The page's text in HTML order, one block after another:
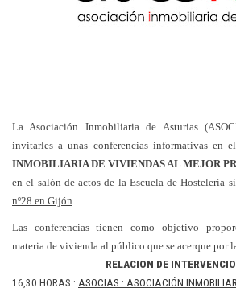
La Asociación Inmobiliaria de Asturias
invitarles a unas conferencias informativas
INMOBILIARIA DE VIVIENDAS AL MEJOR
en el salón de actos de la Escuela de Hostelería
nº28 en Gijón
Las conferencias tienen como objetivo
materia de vivienda al público que se acerque por
RELACION DE
16,30 HORAS : ASOCIAS : ASOCIACIÓN